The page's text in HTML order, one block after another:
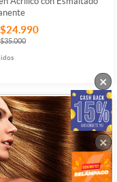
$24.990
$35.000
×
×